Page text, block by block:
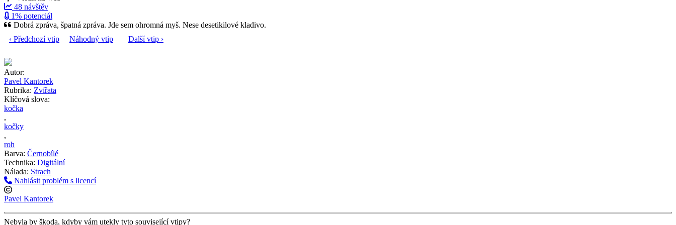
48 návštěv
1% potenciál
Dobrá zpráva, špatná zpráva. Jde sem ohromná myš. Nese desetikilové kladivo.
‹ Předchozí vtip
Náhodný vtip Další vtip ›
Autor:
Pavel Kantorek
Rubrika: Zvířata
Klíčová slova:
kočka
,
kočky
,
roh
Barva: Černobílé
Technika: Digitální
Nálada: Strach
Nahlásit problém s licencí
Pavel Kantorek
Nebyla by škoda, kdyby vám utekly tyto související vtipy?